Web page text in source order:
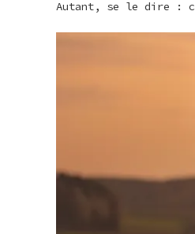
Autant, se le dire :